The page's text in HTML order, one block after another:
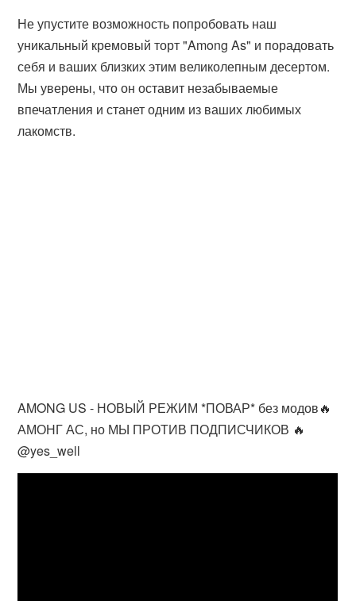
Не упустите возможность попробовать наш
уникальный кремовый торт "Among As" и порадовать
себя и ваших близких этим великолепным десертом.
Мы уверены, что он оставит незабываемые
впечатления и станет одним из ваших любимых
лакомств.
AMONG US - НОВЫЙ РЕЖИМ *ПОВАР* без модов🔥
АМОНГ АС, но МЫ ПРОТИВ ПОДПИСЧИКОВ 🔥
@yes_well